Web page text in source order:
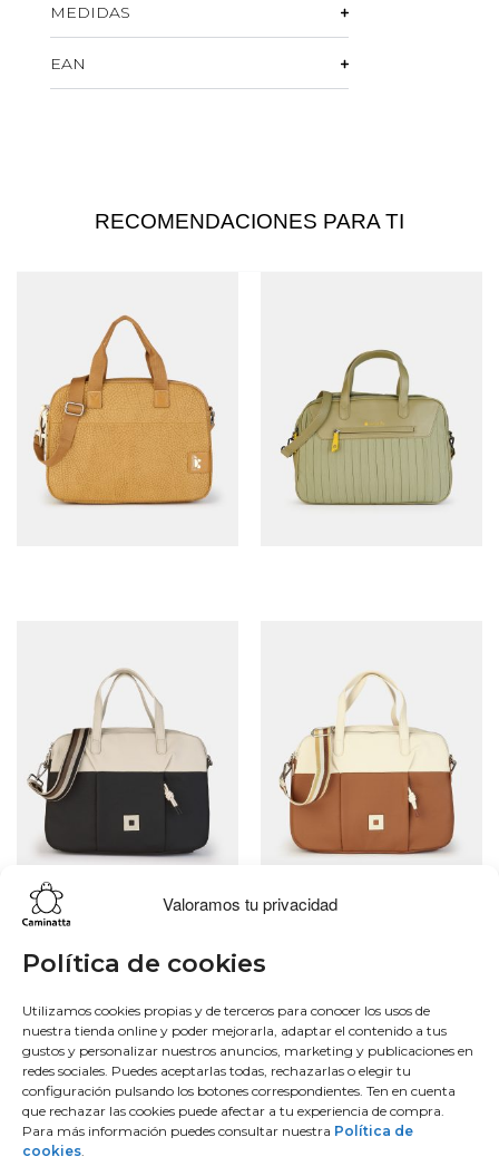
Valoramos tu privacidad
Política de cookies
Utilizamos cookies propias y de terceros para conocer los usos de
nuestra tienda online y poder mejorarla, adaptar el contenido a tus
gustos y personalizar nuestros anuncios, marketing y publicaciones en
redes sociales. Puedes aceptarlas todas, rechazarlas o elegir tu
configuración pulsando los botones correspondientes. Ten en cuenta
que rechazar las cookies puede afectar a tu experiencia de compra.
Para más información puedes consultar nuestra Política de
cookies.
MEDIDAS
EAN
RECOMENDACIONES PARA TI
Bowling
Hobo
Monedero
Mochila
Sobre nosotros
50 aniversario
Únete al equipo
Blog
Contacto
Facebook
Instagram
Twitter
Youtube
Conéctate